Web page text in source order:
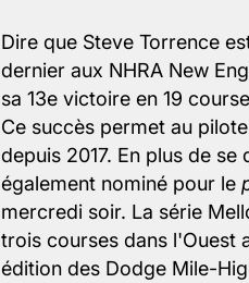
Dire que Steve Torrence
dernier aux NHRA New
sa 13e victoire en 19
Ce succès permet au
depuis 2017. En plus de
également nominé pour le
mercredi soir. La série
trois courses dans l'Ouest
édition des Dodge Mile-